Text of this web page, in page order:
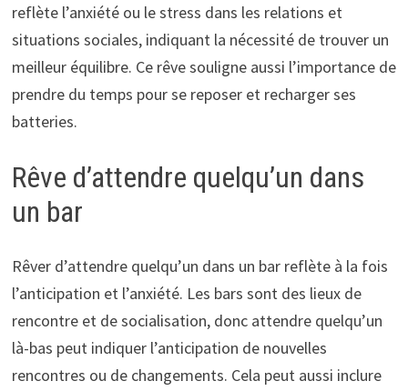
reflète l’anxiété ou le stress dans les relations et
situations sociales, indiquant la nécessité de trouver un
meilleur équilibre. Ce rêve souligne aussi l’importance de
prendre du temps pour se reposer et recharger ses
batteries.
Rêve d’attendre quelqu’un dans
un bar
Rêver d’attendre quelqu’un dans un bar reflète à la fois
l’anticipation et l’anxiété. Les bars sont des lieux de
rencontre et de socialisation, donc attendre quelqu’un
là-bas peut indiquer l’anticipation de nouvelles
rencontres ou de changements. Cela peut aussi inclure